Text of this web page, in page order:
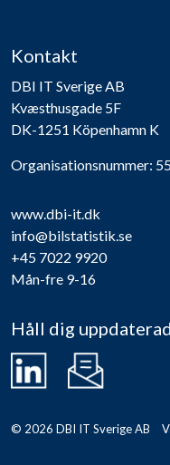
Kontakt
DBI IT Sverige AB
Kvæsthusgade 5F
DK-1251 Köpenhamn K
Organisationsnummer:
www.dbi-it.dk
info@bilstatistik.se
+45 7022 9920
Mån-fre 9-16
Håll dig uppdaterad
© 2026 DBI IT Sverige AB